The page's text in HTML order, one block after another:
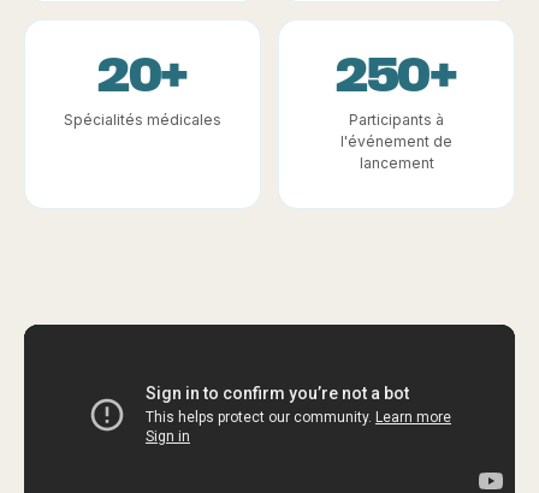
20+
Spécialités médicales
250+
Participants à
l'événement de
lancement